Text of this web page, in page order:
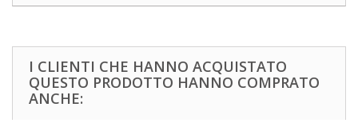
I CLIENTI CHE HANNO ACQUISTATO
QUESTO PRODOTTO HANNO COMPRATO
ANCHE: